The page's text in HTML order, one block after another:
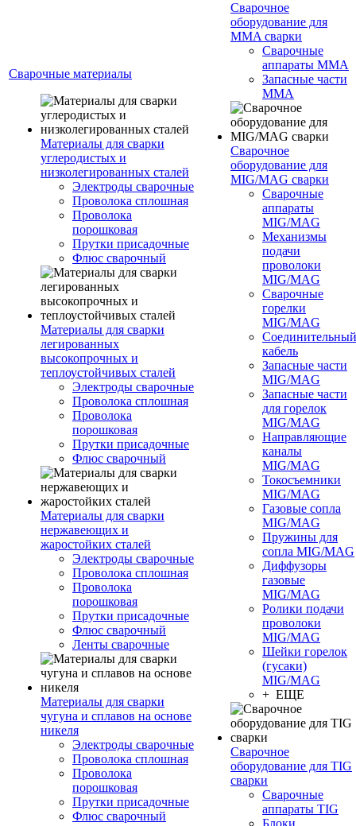
Сварочные материалы
Материалы для сварки
углеродистых и
низколегированных сталей
Электроды сварочные
Проволока сплошная
Проволока
порошковая
Прутки присадочные
Флюс сварочный
Материалы для сварки
легированных
высокопрочных и
теплоустойчивых сталей
Электроды сварочные
Проволока сплошная
Проволока
порошковая
Прутки присадочные
Флюс сварочный
Материалы для сварки
нержавеющих и
жаростойких сталей
Электроды сварочные
Проволока сплошная
Проволока
порошковая
Прутки присадочные
Флюс сварочный
Ленты сварочные
Материалы для сварки
чугуна и сплавов на основе
никеля
Электроды сварочные
Проволока сплошная
Проволока
порошковая
Прутки присадочные
Флюс сварочный
Сварочное
оборудование для
MMA сварки
Сварочные
аппараты MMA
Запасные части
MMA
Сварочное
оборудование для
MIG/MAG сварки
Сварочные
аппараты
MIG/MAG
Механизмы
подачи
проволоки
MIG/MAG
Сварочные
горелки
MIG/MAG
Соединительный
кабель
Запасные части
MIG/MAG
Запасные части
для горелок
MIG/MAG
Направляющие
каналы
MIG/MAG
Токосъемники
MIG/MAG
Газовые сопла
MIG/MAG
Пружины для
сопла MIG/MAG
Диффузоры
газовые
MIG/MAG
Ролики подачи
проволоки
MIG/MAG
Шейки горелок
(гусаки)
MIG/MAG
+ ЕЩЕ
Сварочное
оборудование для TIG
сварки
Сварочные
аппараты TIG
Блоки